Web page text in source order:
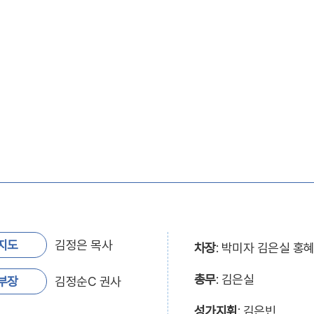
도 김정은 목사
장 김정순C 권사
차장: 박미자 김은실 홍
총무: 김은실